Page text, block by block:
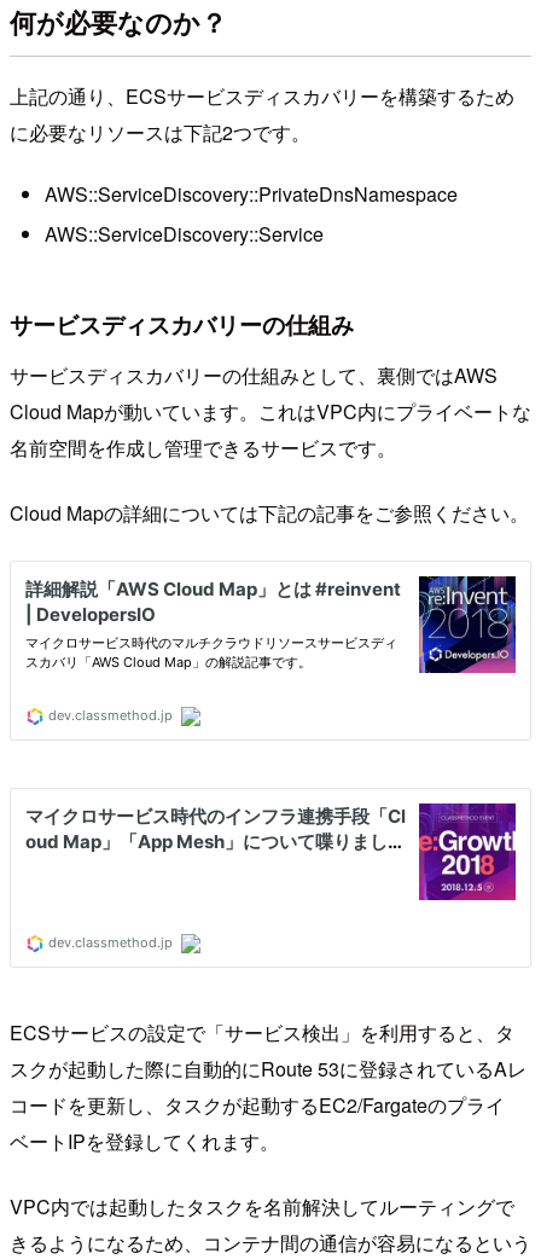
何が必要なのか？
上記の通り、ECSサービスディスカバリーを構築するため
に必要なリソースは下記2つです。
AWS::ServiceDiscovery::PrivateDnsNamespace
AWS::ServiceDiscovery::Service
サービスディスカバリーの仕組み
サービスディスカバリーの仕組みとして、裏側ではAWS
Cloud Mapが動いています。これはVPC内にプライベートな
名前空間を作成し管理できるサービスです。
Cloud Mapの詳細については下記の記事をご参照ください。
ECSサービスの設定で「サービス検出」を利用すると、タ
スクが起動した際に自動的にRoute 53に登録されているAレ
コードを更新し、タスクが起動するEC2/Fargateのプライ
ベートIPを登録してくれます。
VPC内では起動したタスクを名前解決してルーティングで
きるようになるため、コンテナ間の通信が容易になるという